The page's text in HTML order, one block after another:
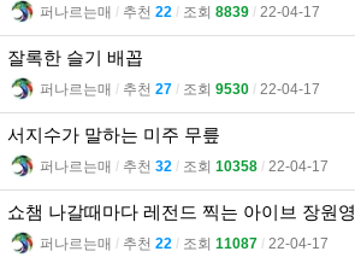
퍼나르는매 l 추천 22 l 조회 8839 l 22-04-17
잘록한 슬기 배꼽
퍼나르는매 l 추천 27 l 조회 9530 l 22-04-17
서지수가 말하는 미주 무릎
퍼나르는매 l 추천 32 l 조회 10358 l 22-04-17
쇼챔 나갈때마다 레전드 찍는 아이브 장원영
퍼나르는매 l 추천 22 l 조회 11087 l 22-04-17